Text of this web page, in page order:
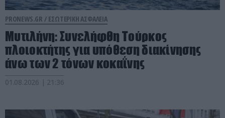
PRONEWS.GR / ΕΣΩΤΕΡΙΚΗ ΑΣΦΑΛΕΙΑ
Mυτιλήνη: Συνελήφθη Τούρκος
πλοιοκτήτης για υπόθεση διακίνησης
άνω των 2 τόνων κοκαΐνης
01.08.2026 | 21:36